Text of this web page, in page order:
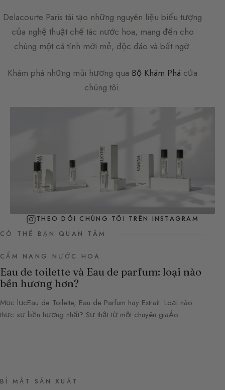
Delacourte Paris tái tạo những nguyên liệu biểu tượng
của nghệ thuật chế tác nước hoa, mang đến cho
chúng một cá tính mới mẻ, độc đáo và bất ngờ.
Khám phá những mùi hương qua Bộ Khám Phá của
chúng tôi.
THEO DÕI CHÚNG TÔI TRÊN INSTAGRAM
CÓ THỂ BẠN QUAN TÂM
CẨM NANG NƯỚC HOA
Eau de toilette và Eau de parfum: loại nào
bền hương hơn?
Mục lụcEau de Toilette, Eau de Parfum hay Extrait: Loại nào
thực sự bền hương nhất? Sự thật từ một chuyên giaẢo…
BÍ MẬT SẢN XUẤT